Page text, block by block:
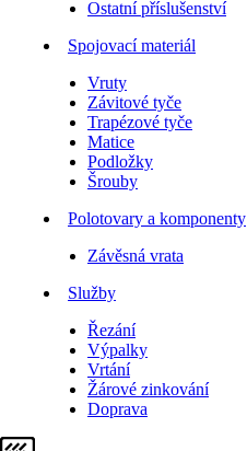
Ostatní příslušenství
Spojovací materiál
Vruty
Závitové tyče
Trapézové tyče
Matice
Podložky
Šrouby
Polotovary a komponenty
Závěsná vrata
Služby
Řezání
Výpalky
Vrtání
Žárové zinkování
Doprava